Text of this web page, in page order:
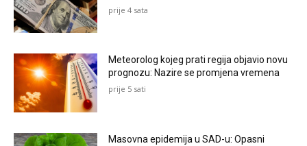
prije 4 sata
Meteorolog kojeg prati regija objavio novu
prognozu: Nazire se promjena vremena
prije 5 sati
Masovna epidemija u SAD-u: Opasni